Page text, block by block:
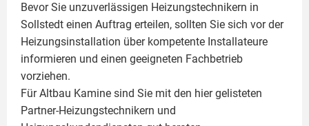
Bevor Sie unzuverlässigen Heizungstechnikern in
Sollstedt einen Auftrag erteilen, sollten Sie sich vor der
Heizungsinstallation über kompetente Installateure
informieren und einen geeigneten Fachbetrieb
vorziehen.
Für Altbau Kamine sind Sie mit den hier gelisteten
Partner-Heizungstechnikern und